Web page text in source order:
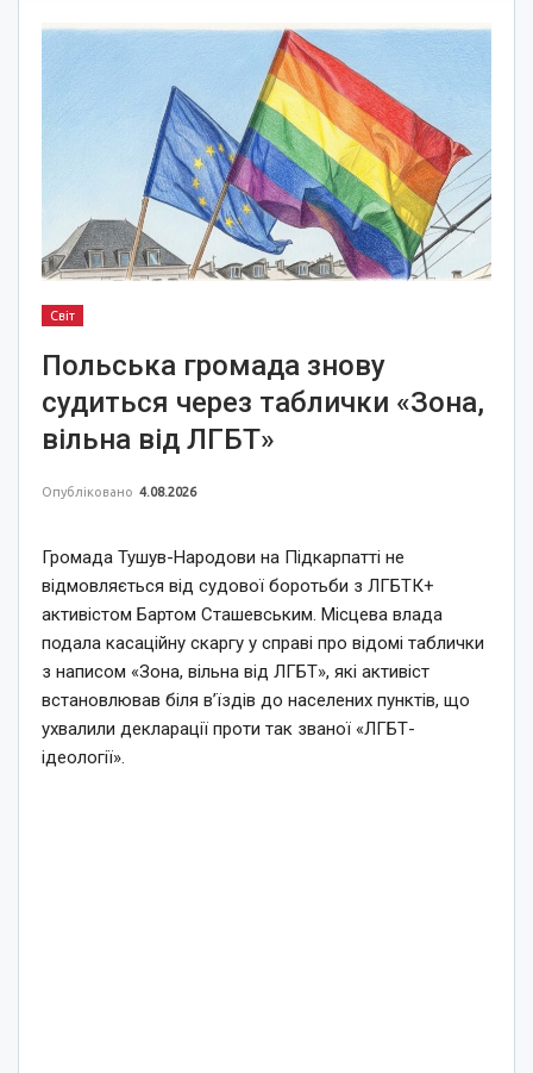
Світ
Польська громада знову
судиться через таблички «Зона,
вільна від ЛГБТ»
Опубліковано 4.08.2026
Громада Тушув-Народови на Підкарпатті не
відмовляється від судової боротьби з ЛГБТК+
активістом Бартом Сташевським. Місцева влада
подала касаційну скаргу у справі про відомі таблички
з написом «Зона, вільна від ЛГБТ», які активіст
встановлював біля в’їздів до населених пунктів, що
ухвалили декларації проти так званої «ЛГБТ-
ідеології».